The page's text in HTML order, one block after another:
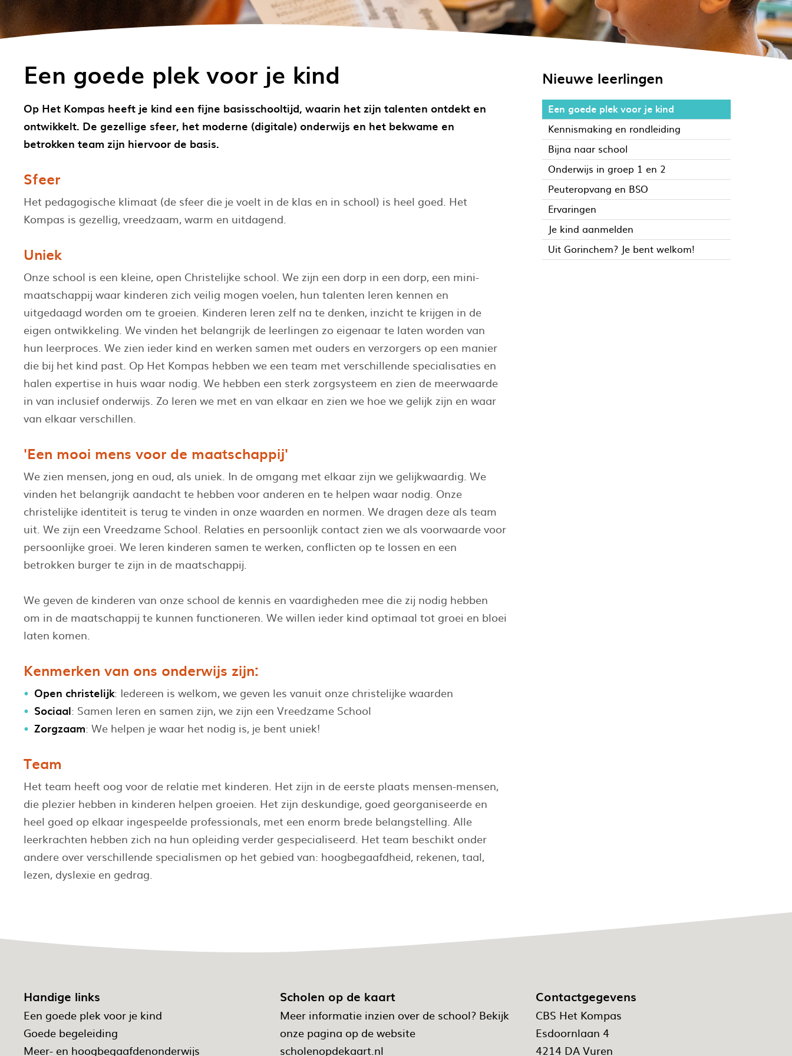
Een goede plek voor je kind
Op Het Kompas heeft je kind een fijne basisschooltijd, waarin het zijn talenten ontdekt en
ontwikkelt. De gezellige sfeer, het moderne (digitale) onderwijs en het bekwame en
betrokken team zijn hiervoor de basis.
Sfeer
Het pedagogische klimaat (de sfeer die je voelt in de klas en in school) is heel goed. Het
Kompas is gezellig, vreedzaam, warm en uitdagend.
Uniek
Onze school is een kleine, open Christelijke school. We zijn een dorp in een dorp, een mini-
maatschappij waar kinderen zich veilig mogen voelen, hun talenten leren kennen en
uitgedaagd worden om te groeien. Kinderen leren zelf na te denken, inzicht te krijgen in de
eigen ontwikkeling. We vinden het belangrijk de leerlingen zo eigenaar te laten worden van
hun leerproces. We zien ieder kind en werken samen met ouders en verzorgers op een manier
die bij het kind past. Op Het Kompas hebben we een team met verschillende specialisaties en
halen expertise in huis waar nodig. We hebben een sterk zorgsysteem en zien de meerwaarde
in van inclusief onderwijs. Zo leren we met en van elkaar en zien we hoe we gelijk zijn en waar
van elkaar verschillen.
'Een mooi mens voor de maatschappij'
We zien mensen, jong en oud, als uniek. In de omgang met elkaar zijn we gelijkwaardig. We
vinden het belangrijk aandacht te hebben voor anderen en te helpen waar nodig. Onze
christelijke identiteit is terug te vinden in onze waarden en normen. We dragen deze als team
uit. We zijn een Vreedzame School. Relaties en persoonlijk contact zien we als voorwaarde voor
persoonlijke groei. We leren kinderen samen te werken, conflicten op te lossen en een
betrokken burger te zijn in de maatschappij.
We geven de kinderen van onze school de kennis en vaardigheden mee die zij nodig hebben
om in de maatschappij te kunnen functioneren. We willen ieder kind optimaal tot groei en bloei
laten komen.
Kenmerken van ons onderwijs zijn:
Open christelijk: Iedereen is welkom, we geven les vanuit onze christelijke waarden
Sociaal: Samen leren en samen zijn, we zijn een Vreedzame School
Zorgzaam: We helpen je waar het nodig is, je bent uniek!
Team
Het team heeft oog voor de relatie met kinderen. Het zijn in de eerste plaats mensen-mensen,
die plezier hebben in kinderen helpen groeien. Het zijn deskundige, goed georganiseerde en
heel goed op elkaar ingespeelde professionals, met een enorm brede belangstelling. Alle
leerkrachten hebben zich na hun opleiding verder gespecialiseerd. Het team beschikt onder
andere over verschillende specialismen op het gebied van: hoogbegaafdheid, rekenen, taal,
lezen, dyslexie en gedrag.
Nieuwe leerlingen
Een goede plek voor je kind
Kennismaking en rondleiding
Bijna naar school
Onderwijs in groep 1 en 2
Peuteropvang en BSO
Ervaringen
Je kind aanmelden
Uit Gorinchem? Je bent welkom!
Handige links
Een goede plek voor je kind
Goede begeleiding
Meer- en hoogbegaafdenonderwijs
Scholen op de kaart
Meer informatie inzien over de school? Bekijk
onze pagina op de website
scholenopdekaart.nl
Contactgegevens
CBS Het Kompas
Esdoornlaan 4
4214 DA Vuren